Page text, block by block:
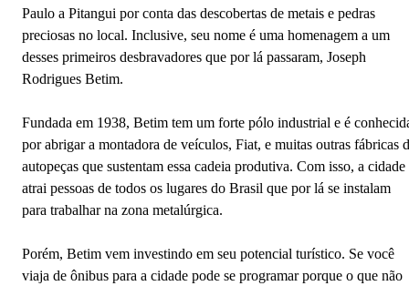
Paulo a Pitangui por conta das descobertas de metais e pedras
preciosas no local. Inclusive, seu nome é uma homenagem a um
desses primeiros desbravadores que por lá passaram, Joseph
Rodrigues Betim.
Fundada em 1938, Betim tem um forte pólo industrial e é
por abrigar a montadora de veículos, Fiat, e muitas outras fábricas
autopeças que sustentam essa cadeia produtiva. Com isso, a cidade
atrai pessoas de todos os lugares do Brasil que por lá se instalam
para trabalhar na zona metalúrgica.
Porém, Betim vem investindo em seu potencial turístico. Se você
viaja de ônibus para a cidade pode se programar porque o que não